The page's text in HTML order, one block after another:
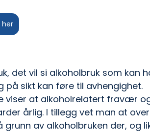
her
det vil si alkoholbruk som kan
på sikt kan føre til avhengighet.
viser at alkoholrelatert fravær
årlig. I tillegg vet man at over
av alkoholbruken der, og